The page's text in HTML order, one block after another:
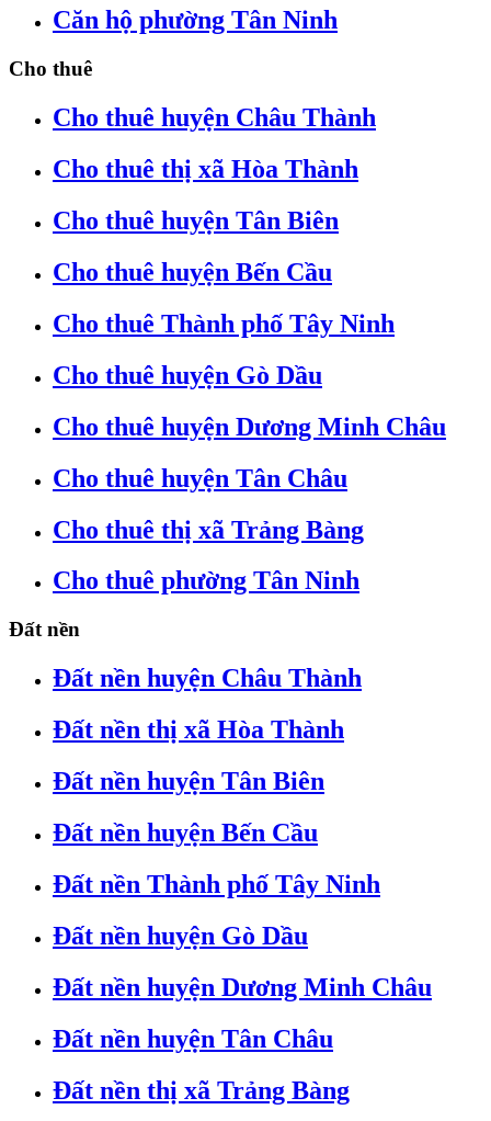
Căn hộ phường Tân Ninh
Cho thuê
Cho thuê huyện Châu Thành
Cho thuê thị xã Hòa Thành
Cho thuê huyện Tân Biên
Cho thuê huyện Bến Cầu
Cho thuê Thành phố Tây Ninh
Cho thuê huyện Gò Dầu
Cho thuê huyện Dương Minh Châu
Cho thuê huyện Tân Châu
Cho thuê thị xã Trảng Bàng
Cho thuê phường Tân Ninh
Đất nền
Đất nền huyện Châu Thành
Đất nền thị xã Hòa Thành
Đất nền huyện Tân Biên
Đất nền huyện Bến Cầu
Đất nền Thành phố Tây Ninh
Đất nền huyện Gò Dầu
Đất nền huyện Dương Minh Châu
Đất nền huyện Tân Châu
Đất nền thị xã Trảng Bàng